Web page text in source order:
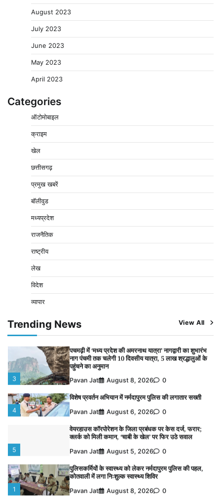
August 2023
July 2023
June 2023
May 2023
April 2023
Categories
ऑटोमोबाइल
क्राइम
खेल
छत्तीसगढ़
प्रमुख खबरें
बॉलीवुड
मध्यप्रदेश
राजनैतिक
राष्ट्रीय
लेख
विदेश
व्यापार
Trending News View All
नाग पंचमी तक चलेगी 10 दिवसीय यात्रा, 5 लाख श्रद्धालुओं के
वेयरहाउस कॉरपोरेशन के जिला प्रबंधक पर केस दर्ज, फरार;
कोतवाली में लगा निःशुल्क स्वास्थ्य शिविर
2 Pavan Jat
3
पचमढ़ी में ‘मध्य प्रदेश की अमरनाथ यात्रा’ नागद्वारी का शुभारंभ
नाग पंचमी तक चलेगी 10 दिवसीय यात्रा, 5 लाख श्रद्धालुओं के
पहुंचने का अनुमान
Pavan Jat August 8, 2026 0
4
विशेष प्रवर्तन अभियान में नर्मदापुरम पुलिस की लगातार सख्ती
Pavan Jat August 6, 2026 0
5
वेयरहाउस कॉरपोरेशन के जिला प्रबंधक पर केस दर्ज, फरार;
क्लर्क को मिली कमान, ‘चाबी के खेल’ पर फिर उठे सवाल
Pavan Jat August 5, 2026 0
1
पुलिसकर्मियों के स्वास्थ्य को लेकर नर्मदापुरम पुलिस की पहल,
कोतवाली में लगा निःशुल्क स्वास्थ्य शिविर
Pavan Jat August 8, 2026 0